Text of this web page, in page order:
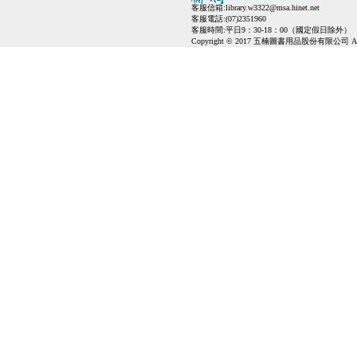
客服信箱:library.w3322@msa.hinet.net
客服電話:(07)2351960
客服時間:平日9：30-18：00（國定假日除外）
Copyright © 2017 五楠圖書用品股份有限公司